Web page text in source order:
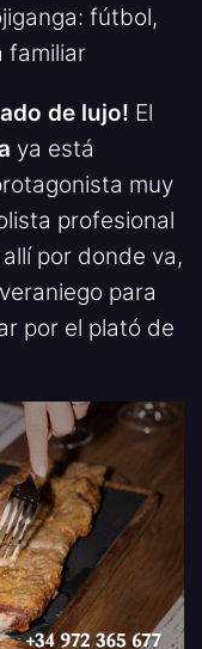
fútbol,
familiar
de lujo! El
ya está
muy
profesional
por donde va,
para
por el plató de